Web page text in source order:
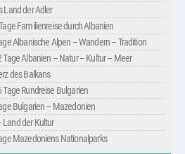
Land der Adler
Familienreise durch Albanien
Albanische Alpen – Wandern – Tradition
Tage Albanien – Natur – Kultur – Meer
des Balkans
Rundreise Bulgarien
Bulgarien – Mazedonien
der Kultur
Mazedoniens Nationalparks